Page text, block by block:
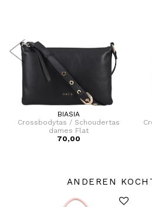
BIASIA
Crossbodytas / Schoudertas
dames Flat
70,00
ANDEREN